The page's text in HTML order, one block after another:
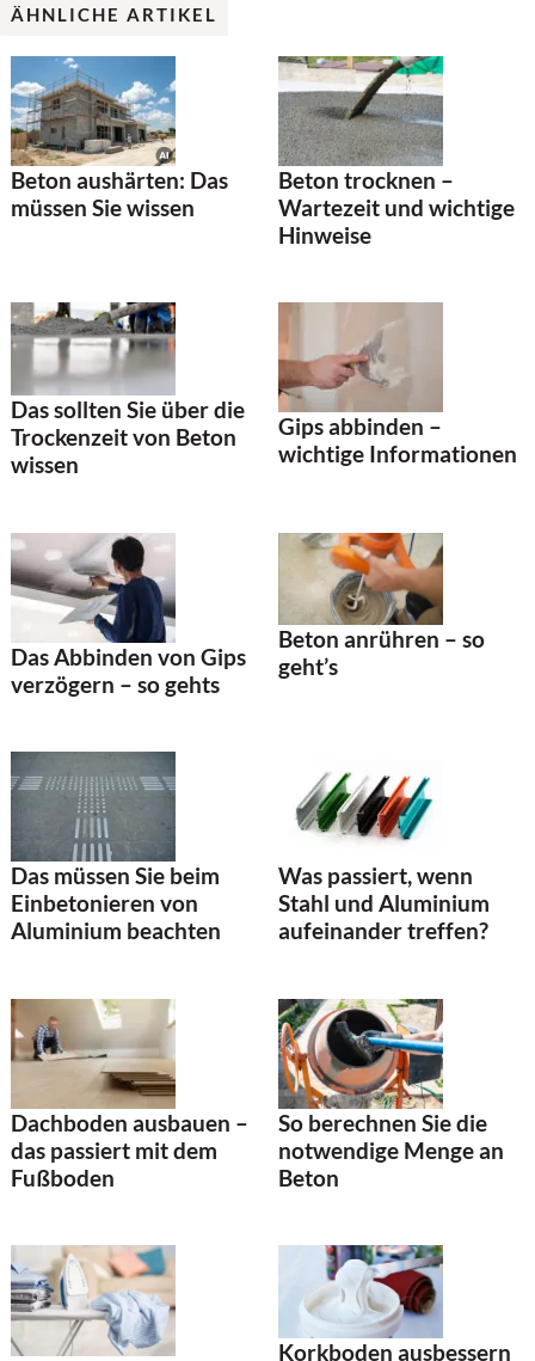
ÄHNLICHE ARTIKEL
Beton aushärten: Das
müssen Sie wissen
Beton trocknen –
Wartezeit und wichtige
Hinweise
Das sollten Sie über die
Trockenzeit von Beton
wissen
Gips abbinden –
wichtige Informationen
Das Abbinden von Gips
verzögern – so gehts
Beton anrühren – so
geht’s
Das müssen Sie beim
Einbetonieren von
Aluminium beachten
Was passiert, wenn
Stahl und Aluminium
aufeinander treffen?
Dachboden ausbauen –
das passiert mit dem
Fußboden
So berechnen Sie die
notwendige Menge an
Beton
Korkboden ausbessern